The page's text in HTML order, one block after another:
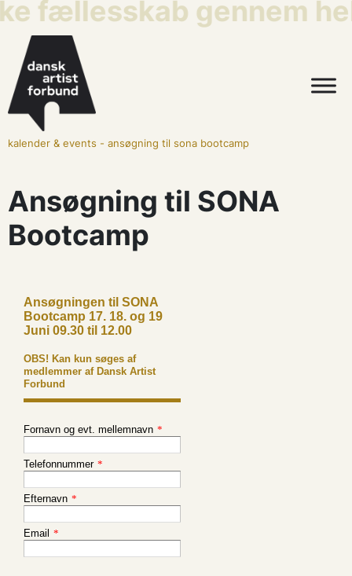
fællesskab gennem
kalender & events - ansøgning til sona bootcamp
Ansøgning til SONA
Bootcamp